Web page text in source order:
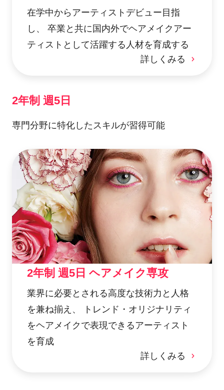
在学中からアーティストデビュー目指
し、 卒業と共に国内外でヘアメイクアー
ティストとして活躍する人材を育成する
詳しくみる
2年制 週5日
専門分野に特化したスキルが習得可能
2年制 週5日 ヘアメイク専攻
業界に必要とされる高度な技術力と人格
を兼ね揃え、 トレンド・オリジナリティ
をヘアメイクで表現できるアーティスト
を育成
詳しくみる